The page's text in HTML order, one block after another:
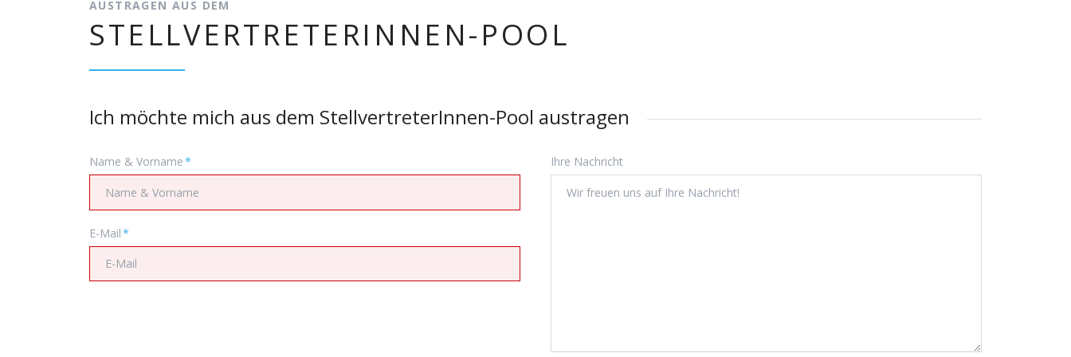
AUSTRAGEN AUS DEM
STELLVERTRETERINNEN-POOL
Ich möchte mich aus dem StellvertreterInnen-Pool austragen
Pflichtfeld
Name & Vorname*
Pflichtfeld
E-Mail*
Ihre Nachricht